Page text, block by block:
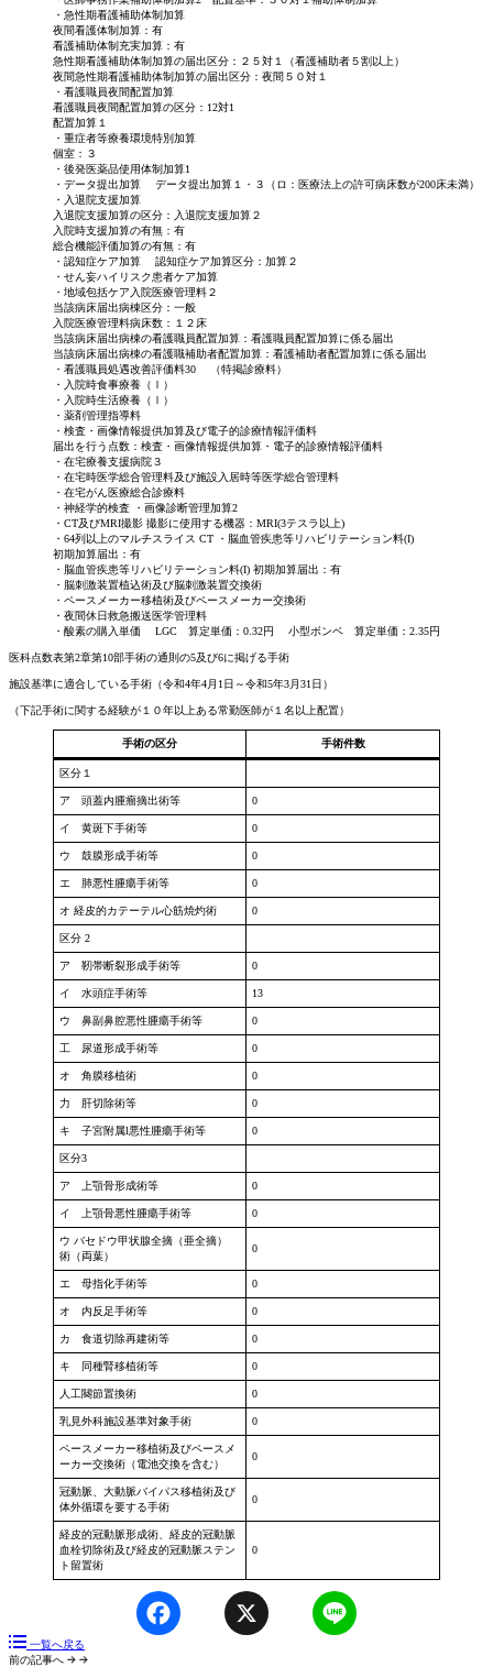
・急性期看護補助体制加算
夜間看護体制加算：有
看護補助体制充実加算：有
急性期看護補助体制加算の届出区分：２５対１（看護補助者５割以上）
夜間急性期看護補助体制加算の届出区分：夜間５０対１
・看護職員夜間配置加算
看護職員夜間配置加算の区分：12対1
配置加算１
・重症者等療養環境特別加算
個室：３
・後発医薬品使用体制加算1
・データ提出加算 データ提出加算１・３（ロ：医療法上の許可病床数が200床未満）
・入退院支援加算
入退院支援加算の区分：入退院支援加算２
入院時支援加算の有無：有
総合機能評価加算の有無：有
・認知症ケア加算 認知症ケア加算区分：加算２
・せん妄ハイリスク患者ケア加算
・地域包括ケア入院医療管理料２
当該病床届出病棟区分：一般
入院医療管理料病床数：１２床
当該病床届出病棟の看護職員配置加算：看護職員配置加算に係る届出
当該病床届出病棟の看護職補助者配置加算：看護補助者配置加算に係る届出
・看護職員処遇改善評価料30 （特掲診療料）
・入院時食事療養（Ⅰ）
・入院時生活療養（Ⅰ）
・薬剤管理指導料
・検査・画像情報提供加算及び電子的診療情報評価料
届出を行う点数：検査・画像情報提供加算・電子的診療情報評価料
・在宅療養支援病院３
・在宅時医学総合管理料及び施設入居時等医学総合管理料
・在宅がん医療総合診療料
・神経学的検査 ・画像診断管理加算2
・CT及びMRI撮影 撮影に使用する機器：MRI(3テスラ以上)
・64列以上のマルチスライス CT ・脳血管疾患等リハビリテーション料(I)
初期加算届出：有
・脳血管疾患等リハビリテーション料(I) 初期加算届出：有
・脳刺激装置植込術及び脳刺激装置交換術
・ペースメーカー移植術及びペースメーカー交換術
・夜間休日救急搬送医学管理料
・酸素の購入単価 LGC 算定単価：0.32円 小型ボンベ 算定単価：2.35円
医科点数表第2章第10部手術の通則の5及び6に掲げる手術
施設基準に適合している手術（令和4年4月1日～令和5年3月31日）
（下記手術に関する経験が１０年以上ある常勤医師が１名以上配置）
手術の区分 手術件数
区分１
ア 頭蓋内腫瘤摘出術等 0
イ 黄斑下手術等 0
ウ 鼓膜形成手術等 0
エ 肺悪性腫瘍手術等 0
オ 経皮的カテーテル心筋焼灼術 0
区分 2
ア 靭帯断裂形成手術等 0
イ 水頭症手術等 13
ウ 鼻副鼻腔悪性腫瘍手術等 0
工 尿道形成手術等 0
オ 角膜移植術 0
力 肝切除術等 0
キ 子宮附属l悪性腫瘍手術等 0
区分3
ア 上顎骨形成術等 0
イ 上顎骨悪性腫瘍手術等 0
ウ バセドウ甲状腺全摘（亜全摘）
術（両葉）
0
エ 母指化手術等 0
オ 内反足手術等 0
カ 食道切除再建術等 0
キ 同種腎移植術等 0
人工闋節置換術 0
乳見外科施設基準対象手術 0
ペースメーカー移植術及びペースメ
ーカー交換術（電池交換を含む）
0
冠動脈、大動脈バイパス移植術及び
体外循環を要する手術
0
経皮的冠動脈形成術、経皮的冠動脈
血栓切除術及び経皮的冠動脈ステン
ト留置術
0
一覧へ戻る
前の記事へ